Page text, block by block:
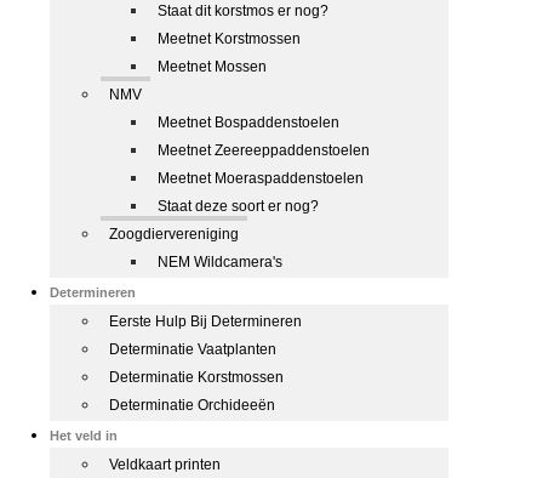
Staat dit korstmos er nog?
Meetnet Korstmossen
Meetnet Mossen
NMV
Meetnet Bospaddenstoelen
Meetnet Zeereeppaddenstoelen
Meetnet Moeraspaddenstoelen
Staat deze soort er nog?
Zoogdiervereniging
NEM Wildcamera's
Determineren
Eerste Hulp Bij Determineren
Determinatie Vaatplanten
Determinatie Korstmossen
Determinatie Orchideeën
Het veld in
Veldkaart printen